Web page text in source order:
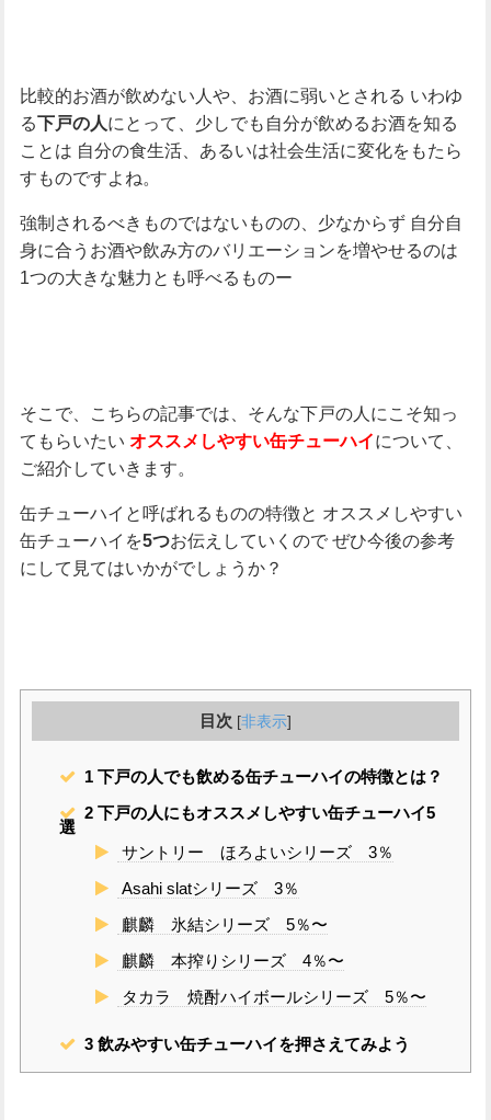
比較的お酒が飲めない人や、お酒に弱いとされる いわゆ
る下戸の人にとって、少しでも自分が飲めるお酒を知る
ことは 自分の食生活、あるいは社会生活に変化をもたら
すものですよね。
強制されるべきものではないものの、少なからず自分自
身に合うお酒や飲み方のバリエーションを増やせるのは
1つの大きな魅力とも呼べるものー
そこで、こちらの記事では、そんな下戸の人にこそ知っ
てもらいたい オススメしやすい缶チューハイについて、
ご紹介していきます。
缶チューハイと呼ばれるものの特徴と オススメしやすい
缶チューハイを5つお伝えしていくのでぜひ今後の参考
にして見てはいかがでしょうか？
目次 [非表示]
1下戸の人でも飲める缶チューハイの特徴とは？
2下戸の人にもオススメしやすい缶チューハイ5
選
サントリー ほろよいシリーズ 3％
Asahi slatシリーズ 3％
麒麟 氷結シリーズ 5％〜
麒麟 本搾りシリーズ 4％〜
タカラ 焼酎ハイボールシリーズ 5％〜
3飲みやすい缶チューハイを押さえてみよう